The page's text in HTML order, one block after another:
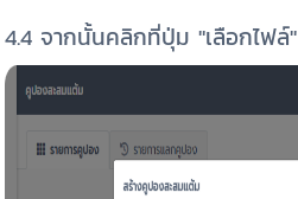
4.4 จากนั้นคลิกที่ปุ่ม "เลือกไฟล์"